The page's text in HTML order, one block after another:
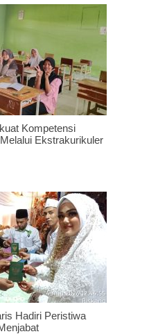
Kompetensi
Ekstrakurikuler
Hadiri Peristiwa